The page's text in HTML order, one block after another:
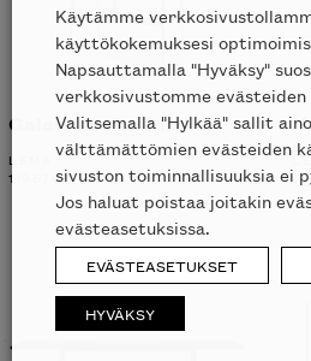
Galerist vitriini
LEMA
11967 €
Käytämme
käyttökokemuksesi
Napsauttamalla "Hyväksy"
verkkosivustomme
Valitsemalla "Hylkää" sallit
välttämättömien evästeiden
sivuston toiminnallisuuksia ei
Jos haluat poistaa joitakin
evästeasetuksissa.
EVÄSTEASETUKSET
HYVÄKSY